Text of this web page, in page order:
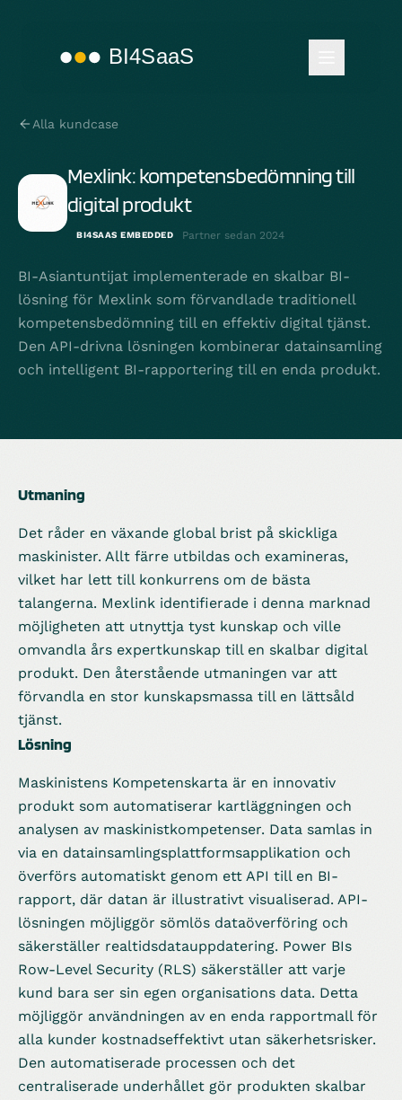
Alla kundcase
Mexlink: kompetensbedömning till
digital produkt
BI4SAAS EMBEDDED Partner sedan 2024
BI-Asiantuntijat implementerade en skalbar BI-
lösning för Mexlink som förvandlade traditionell
kompetensbedömning till en effektiv digital tjänst.
Den API-drivna lösningen kombinerar datainsamling
och intelligent BI-rapportering till en enda produkt.
Utmaning
Det råder en växande global brist på skickliga
maskinister. Allt färre utbildas och examineras,
vilket har lett till konkurrens om de bästa
talangerna. Mexlink identifierade i denna marknad
möjligheten att utnyttja tyst kunskap och ville
omvandla års expertkunskap till en skalbar digital
produkt. Den återstående utmaningen var att
förvandla en stor kunskapsmassa till en lättsåld
tjänst.
Lösning
Maskinistens Kompetenskarta är en innovativ
produkt som automatiserar kartläggningen och
analysen av maskinistkompetenser. Data samlas in
via en datainsamlingsplattformsapplikation och
överförs automatiskt genom ett API till en BI-
rapport, där datan är illustrativt visualiserad. API-
lösningen möjliggör sömlös dataöverföring och
säkerställer realtidsdatauppdatering. Power BIs
Row-Level Security (RLS) säkerställer att varje
kund bara ser sin egen organisations data. Detta
möjliggör användningen av en enda rapportmall för
alla kunder kostnadseffektivt utan säkerhetsrisker.
Den automatiserade processen och det
centraliserade underhållet gör produkten skalbar